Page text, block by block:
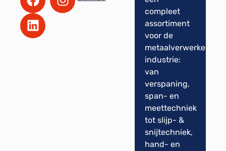
compleet
assortiment
voor de
metaalverwerkende
industrie:
van
verspaning,
span- en
meettechniek
tot slijp- &
snijtechniek,
hand- en